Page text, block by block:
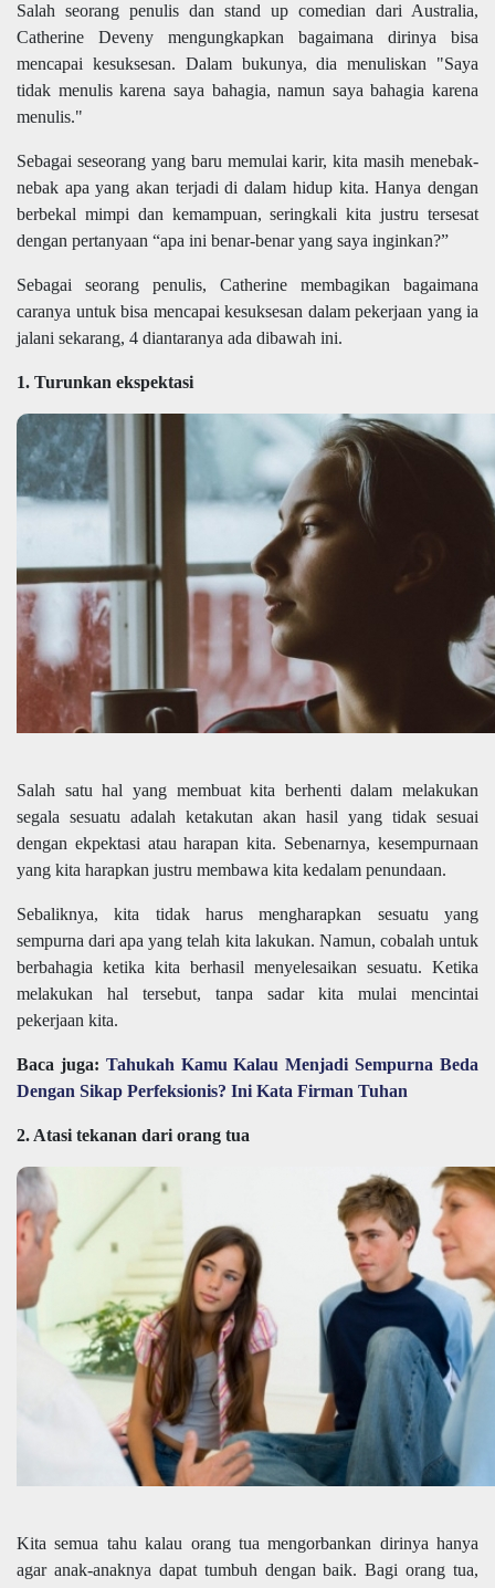
Salah seorang penulis dan stand up comedian dari Australia,
Catherine Deveny mengungkapkan bagaimana dirinya bisa
mencapai kesuksesan. Dalam bukunya, dia menuliskan "Saya
tidak menulis karena saya bahagia, namun saya bahagia karena
menulis."
Sebagai seseorang yang baru memulai karir, kita masih menebak-
nebak apa yang akan terjadi di dalam hidup kita. Hanya dengan
berbekal mimpi dan kemampuan, seringkali kita justru tersesat
dengan pertanyaan “apa ini benar-benar yang saya inginkan?”
Sebagai seorang penulis, Catherine membagikan bagaimana
caranya untuk bisa mencapai kesuksesan dalam pekerjaan yang ia
jalani sekarang, 4 diantaranya ada dibawah ini.
1. Turunkan ekspektasi
Salah satu hal yang membuat kita berhenti dalam melakukan
segala sesuatu adalah ketakutan akan hasil yang tidak sesuai
dengan ekpektasi atau harapan kita. Sebenarnya, kesempurnaan
yang kita harapkan justru membawa kita kedalam penundaan.
Sebaliknya, kita tidak harus mengharapkan sesuatu yang
sempurna dari apa yang telah kita lakukan. Namun, cobalah untuk
berbahagia ketika kita berhasil menyelesaikan sesuatu. Ketika
melakukan hal tersebut, tanpa sadar kita mulai mencintai
pekerjaan kita.
Baca juga: Tahukah Kamu Kalau Menjadi Sempurna Beda
Dengan Sikap Perfeksionis? Ini Kata Firman Tuhan
2. Atasi tekanan dari orang tua
Kita semua tahu kalau orang tua mengorbankan dirinya hanya
agar anak-anaknya dapat tumbuh dengan baik. Bagi orang tua,